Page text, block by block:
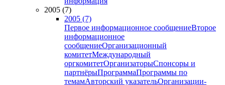
2005 (7)
2005 (7)
Первое информационное сообщениеВторое
информационное
сообщениеОрганизационный
комитетМеждународный
оргкомитетОрганизаторыСпонсоры и
партнёрыПрограммаПрограммы по
темамАвторский указательОрганизации-